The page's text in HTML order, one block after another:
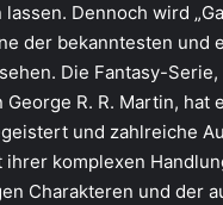
Dennoch wird
der bekanntesten und
Die Fantasy-
George R. R. Martin, hat
und zahlreiche
ihrer komplexen
Charakteren und der